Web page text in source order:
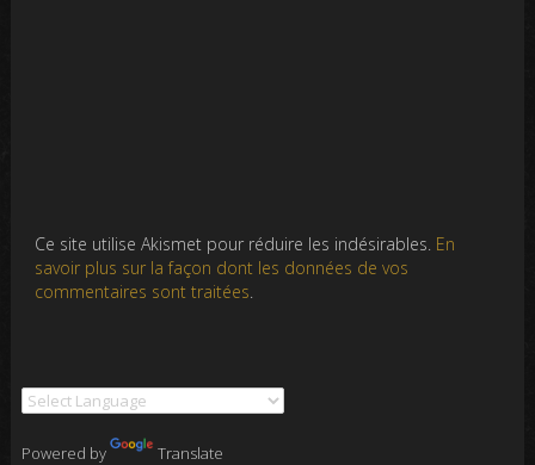
Ce site utilise Akismet pour réduire les indésirables. En
savoir plus sur la façon dont les données de vos
commentaires sont traitées.
Powered by Translate